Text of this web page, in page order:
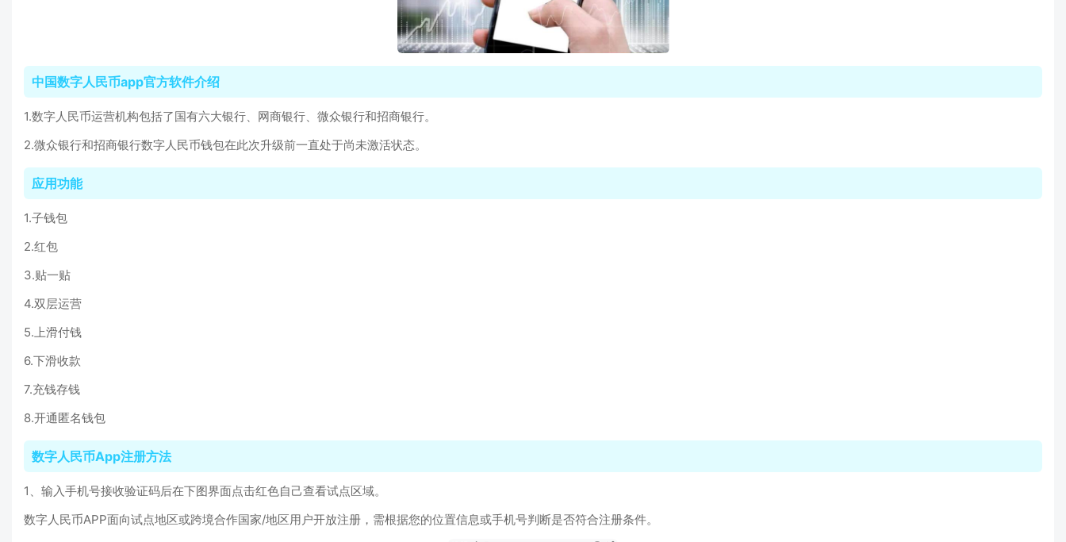
中国数字人民币app官方软件介绍
1.数字人民币运营机构包括了国有六大银行、网商银行、微众银行和招商银行。
2.微众银行和招商银行数字人民币钱包在此次升级前一直处于尚未激活状态。
应用功能
1.子钱包
2.红包
3.贴一贴
4.双层运营
5.上滑付钱
6.下滑收款
7.充钱存钱
8.开通匿名钱包
数字人民币App注册方法
1、输入手机号接收验证码后在下图界面点击红色自己查看试点区域。
数字人民币APP面向试点地区或跨境合作国家/地区用户开放注册，需根据您的位置信息或手机号判断是否符合注册条件。